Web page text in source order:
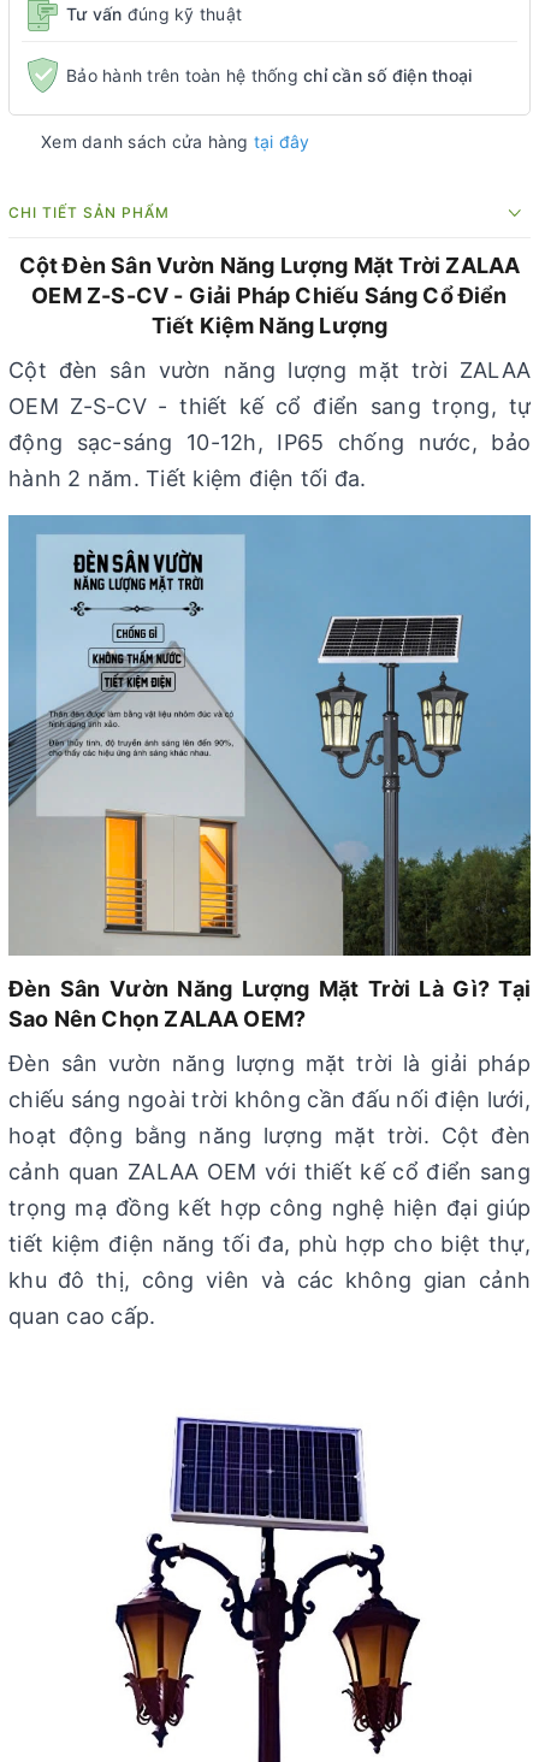
Tư vấn đúng kỹ thuật
Bảo hành trên toàn hệ thống chỉ cần số điện thoại
Xem danh sách cửa hàng tại đây
CHI TIẾT SẢN PHẨM
Cột Đèn Sân Vườn Năng Lượng Mặt Trời ZALAA
OEM Z-S-CV - Giải Pháp Chiếu Sáng Cổ Điển
Tiết Kiệm Năng Lượng
Cột đèn sân vườn năng lượng mặt trời ZALAA
OEM Z-S-CV - thiết kế cổ điển sang trọng, tự
động sạc-sáng 10-12h, IP65 chống nước, bảo
hành 2 năm. Tiết kiệm điện tối đa.
Đèn Sân Vườn Năng Lượng Mặt Trời Là Gì? Tại
Sao Nên Chọn ZALAA OEM?
Đèn sân vườn năng lượng mặt trời là giải pháp
chiếu sáng ngoài trời không cần đấu nối điện lưới,
hoạt động bằng năng lượng mặt trời. Cột đèn
cảnh quan ZALAA OEM với thiết kế cổ điển sang
trọng mạ đồng kết hợp công nghệ hiện đại giúp
tiết kiệm điện năng tối đa, phù hợp cho biệt thự,
khu đô thị, công viên và các không gian cảnh
quan cao cấp.